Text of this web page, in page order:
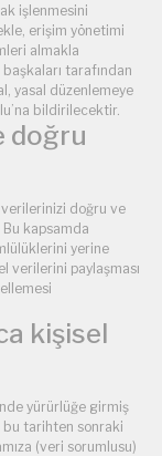
işlenmesini
erişim yönetimi
almakla
tarafından
yasal düzenlemeye
bildirilecektir.
doğru
verilerinizi doğru ve
kapsamda
yerine
verilerini paylaşması
kişisel
yürürlüğe girmiş
bu tarihten sonraki
(veri sorumlusu)